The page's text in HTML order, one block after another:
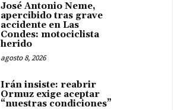
José Antonio Neme,
apercibido tras grave
accidente en Las
Condes: motociclista
herido
agosto 8, 2026
Irán insiste: reabrir
Ormuz exige aceptar
“nuestras condiciones”